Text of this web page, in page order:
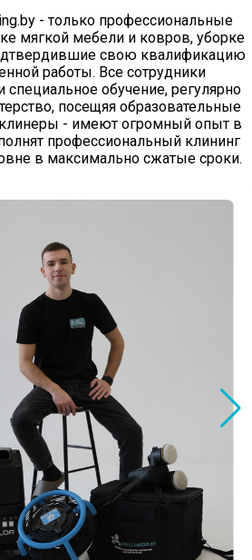
- только профессиональные
мягкой мебели и ковров, уборке
свою квалификацию
работы. Все сотрудники
обучение, регулярно
посещяя образовательные
- имеют огромный опыт в
профессиональный клининг
в максимально сжатые сроки.